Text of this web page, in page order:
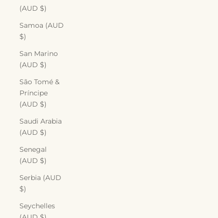
(AUD $)
Samoa (AUD
$)
San Marino
(AUD $)
São Tomé &
Príncipe
(AUD $)
Saudi Arabia
(AUD $)
Senegal
(AUD $)
Serbia (AUD
$)
Seychelles